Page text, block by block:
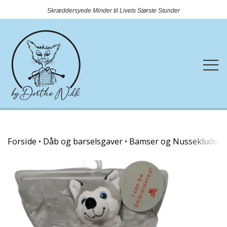
Skræddersyede Minder til Livets Største Stunder
Forside
Webshop
Rundtosset med strik
OUTLET
Nyheder
Kontakt
Forside Dåb og barselsgaver Bamser og Nusseklude